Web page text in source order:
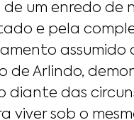
um enredo de
e pela
assumido
de Arlindo,
diante das
viver sob o